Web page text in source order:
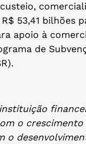
53,41 bilhões
apoio à
de
o crescimento
o